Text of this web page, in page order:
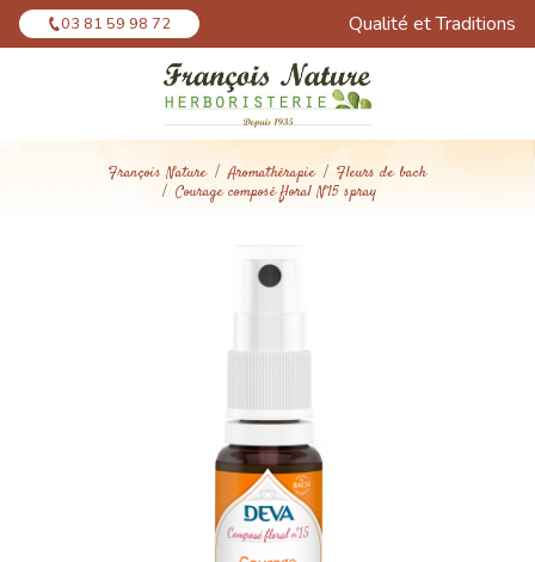
03 81 59 98 72 Qualité et Traditions
François Nature Aromathérapie
Fleurs de bach
Courage composé floral N°15 spray
Panneau de gestion des cookies